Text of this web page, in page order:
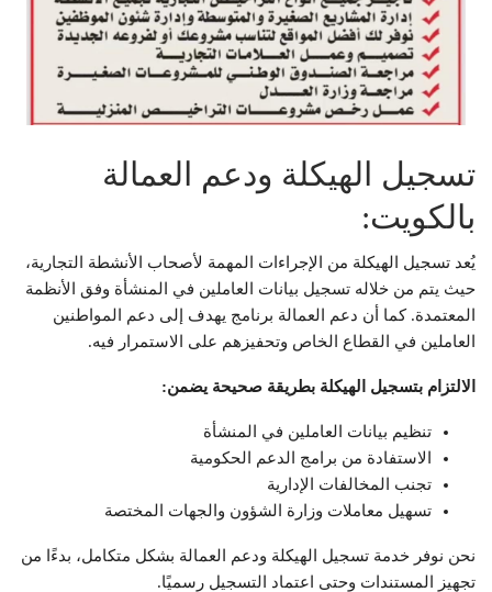
تسجيل الهيكلة ودعم العمالة
بالكويت:
يُعد تسجيل الهيكلة من الإجراءات المهمة لأصحاب الأنشطة التجارية،
حيث يتم من خلاله تسجيل بيانات العاملين في المنشأة وفق الأنظمة
المعتمدة. كما أن دعم العمالة برنامج يهدف إلى دعم المواطنين
العاملين في القطاع الخاص وتحفيزهم على الاستمرار فيه.
الالتزام بتسجيل الهيكلة بطريقة صحيحة يضمن:
تنظيم بيانات العاملين في المنشأة
الاستفادة من برامج الدعم الحكومية
تجنب المخالفات الإدارية
تسهيل معاملات وزارة الشؤون والجهات المختصة
نحن نوفر خدمة تسجيل الهيكلة ودعم العمالة بشكل متكامل، بدءًا من
تجهيز المستندات وحتى اعتماد التسجيل رسميًا.